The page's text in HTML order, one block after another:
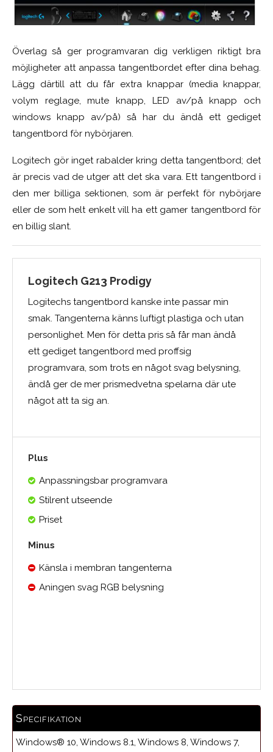
Överlag så ger programvaran dig verkligen riktigt bra
möjligheter att anpassa tangentbordet efter dina behag.
Lägg därtill att du får extra knappar (media knappar,
volym reglage, mute knapp, LED av/på knapp och
windows knapp av/på) så har du ändå ett gediget
tangentbord för nybörjaren.
Logitech gör inget rabalder kring detta tangentbord; det
är precis vad de utger att det ska vara. Ett tangentbord i
den mer billiga sektionen, som är perfekt för nybörjare
eller de som helt enkelt vill ha ett gamer tangentbord för
en billig slant.
Logitech G213 Prodigy
Logitechs tangentbord kanske inte passar min
smak. Tangenterna känns luftigt plastiga och utan
personlighet. Men för detta pris så får man ändå
ett gediget tangentbord med proffsig
programvara, som trots en något svag belysning,
ändå ger de mer prismedvetna spelarna där ute
något att ta sig an.
Plus
Anpassningsbar programvara
Stilrent utseende
Priset
Minus
Känsla i membran tangenterna
Aningen svag RGB belysning
Specifikation
Windows® 10, Windows 8.1, Windows 8, Windows 7,